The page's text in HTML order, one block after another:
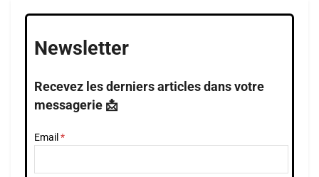
Newsletter
Recevez les derniers articles dans votre
messagerie 📩
Email